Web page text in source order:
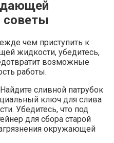
советы
чем приступить к
жидкости, убедитесь,
возможные
работы.
Найдите сливной патрубок
ключ для слива
Убедитесь, что под
для сбора старой
окружающей